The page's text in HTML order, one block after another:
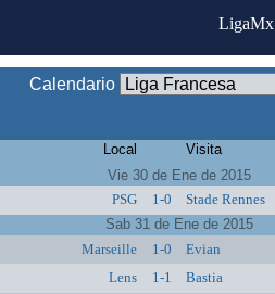
LigaMx
Calendario
Local Visita
Vie 30 de Ene de 2015
PSG
1-0 Stade Rennes
Sab 31 de Ene de 2015
Marseille
1-0 Evian
Lens
1-1 Bastia